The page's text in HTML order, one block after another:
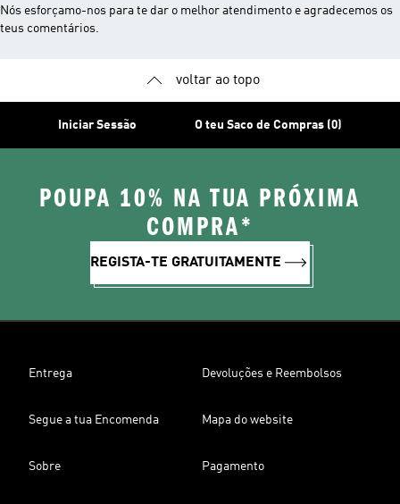
Nós esforçamo-nos para te dar o melhor atendimento e agradecemos os
teus comentários.
voltar ao topo
Iniciar Sessão O teu Saco de Compras (0)
POUPA 10% NA TUA PRÓXIMA
COMPRA*
REGISTA-TE GRATUITAMENTE
Entrega Devoluções e Reembolsos
Segue a tua Encomenda Mapa do website
Sobre Pagamento